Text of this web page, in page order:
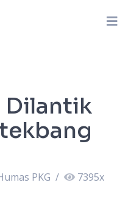
Dilantik
PKG / 7395x